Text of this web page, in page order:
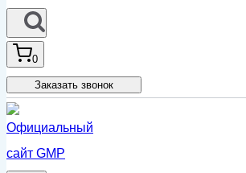
0
Заказать звонок